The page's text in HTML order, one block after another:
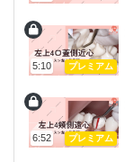
5:10 プレミアム
6:52 プレミアム